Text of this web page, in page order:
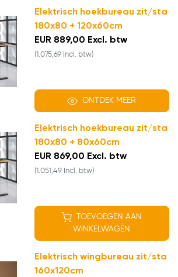
Elektrisch hoekbureau zit/sta
180x80 + 120x60cm
EUR 889,00 Excl. btw
(1.075,69 Incl. btw)
ONTDEK MEER
Elektrisch hoekbureau zit/sta
180x80 + 80x60cm
EUR 869,00 Excl. btw
(1.051,49 Incl. btw)
TOEVOEGEN AAN
WINKELWAGEN
Elektrisch wingbureau zit/sta
160x120cm